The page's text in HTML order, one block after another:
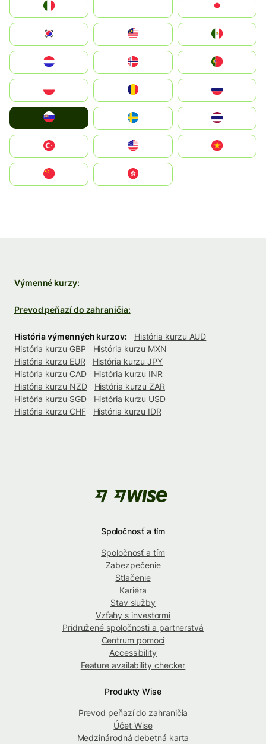
South Korea
United States
中國香港特別行政區
Výmenné kurzy:
Prevod peňazí do zahraničia:
História výmenných kurzov:
História kurzu AUD
História kurzu GBP
História kurzu MXN
História kurzu EUR
História kurzu JPY
História kurzu CAD
História kurzu INR
História kurzu NZD
História kurzu ZAR
História kurzu SGD
História kurzu USD
História kurzu CHF
História kurzu IDR
Spoločnosť a tím
Spoločnosť a tím
Zabezpečenie
Stlačenie
Kariéra
Stav služby
Vzťahy s investormi
Pridružené spoločnosti a partnerstvá
Centrum pomoci
Accessibility
Feature availability checker
Produkty Wise
Prevod peňazí do zahraničia
Účet Wise
Medzinárodná debetná karta